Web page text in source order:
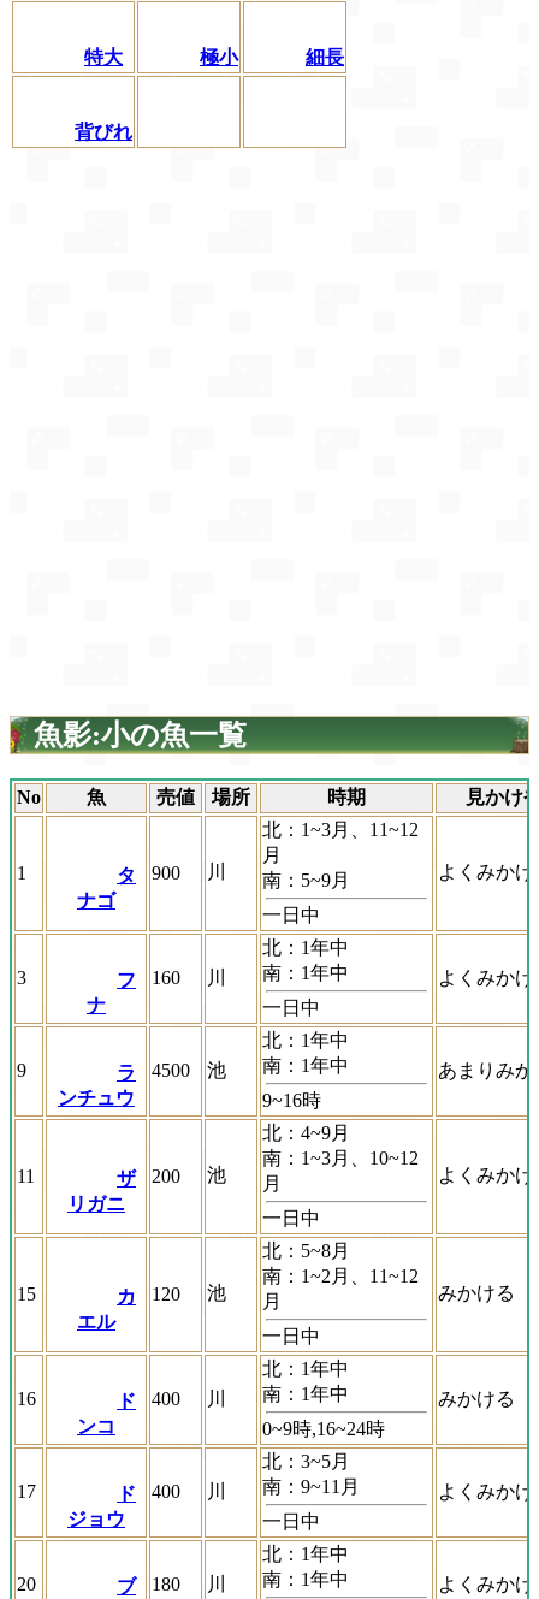
特大 極小 細長
背びれ
魚影:小の魚一覧
No 魚 売値 場所 時期 見かけ
1
タ
ナゴ
900 川
北：1~3月、11~12
月
南：5~9月
一日中
よくみかけ
3
フ
ナ
160 川
北：1年中
南：1年中
一日中
よくみかけ
9
ラ
ンチュウ
4500 池
北：1年中
南：1年中
9~16時
あまりみか
11
ザ
リガニ
200 池
北：4~9月
南：1~3月、10~12
月
一日中
よくみかけ
15
カ
エル
120 池
北：5~8月
南：1~2月、11~12
月
一日中
みかける
16
ド
ンコ
400 川
北：1年中
南：1年中
0~9時,16~24時
みかける
17
ド
ジョウ
400 川
北：3~5月
南：9~11月
一日中
よくみかけ
20 ブ 180 川
北：1年中
南：1年中
よくみかけ